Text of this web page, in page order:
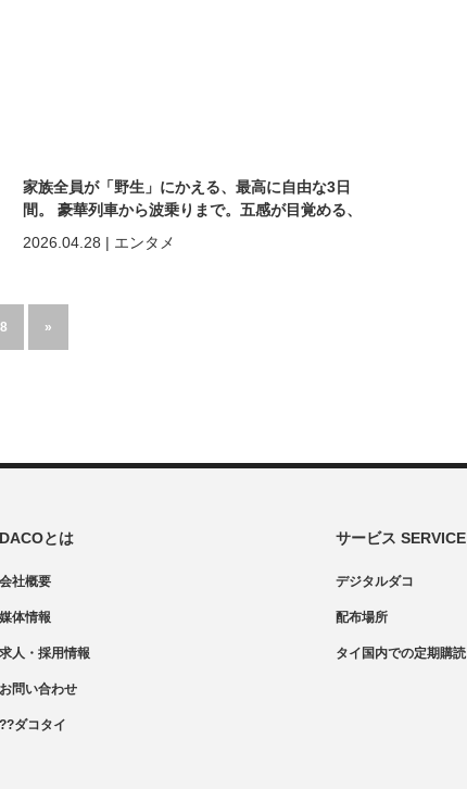
家族全員が「野生」にかえる、最高に自由な3日
間。 豪華列車から波乗りまで。五感が目覚める、
ホアヒン「再起動」の旅。
2026.04.28 | エンタメ
»
DACOとは
会社概要
媒体情報
求人・採用情報
お問い合わせ
??ダコタイ
サービス SERVICE
デジタルダコ
配布場所
タイ国内での定期購読